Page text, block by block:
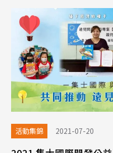
活動集錦 2021-07-20